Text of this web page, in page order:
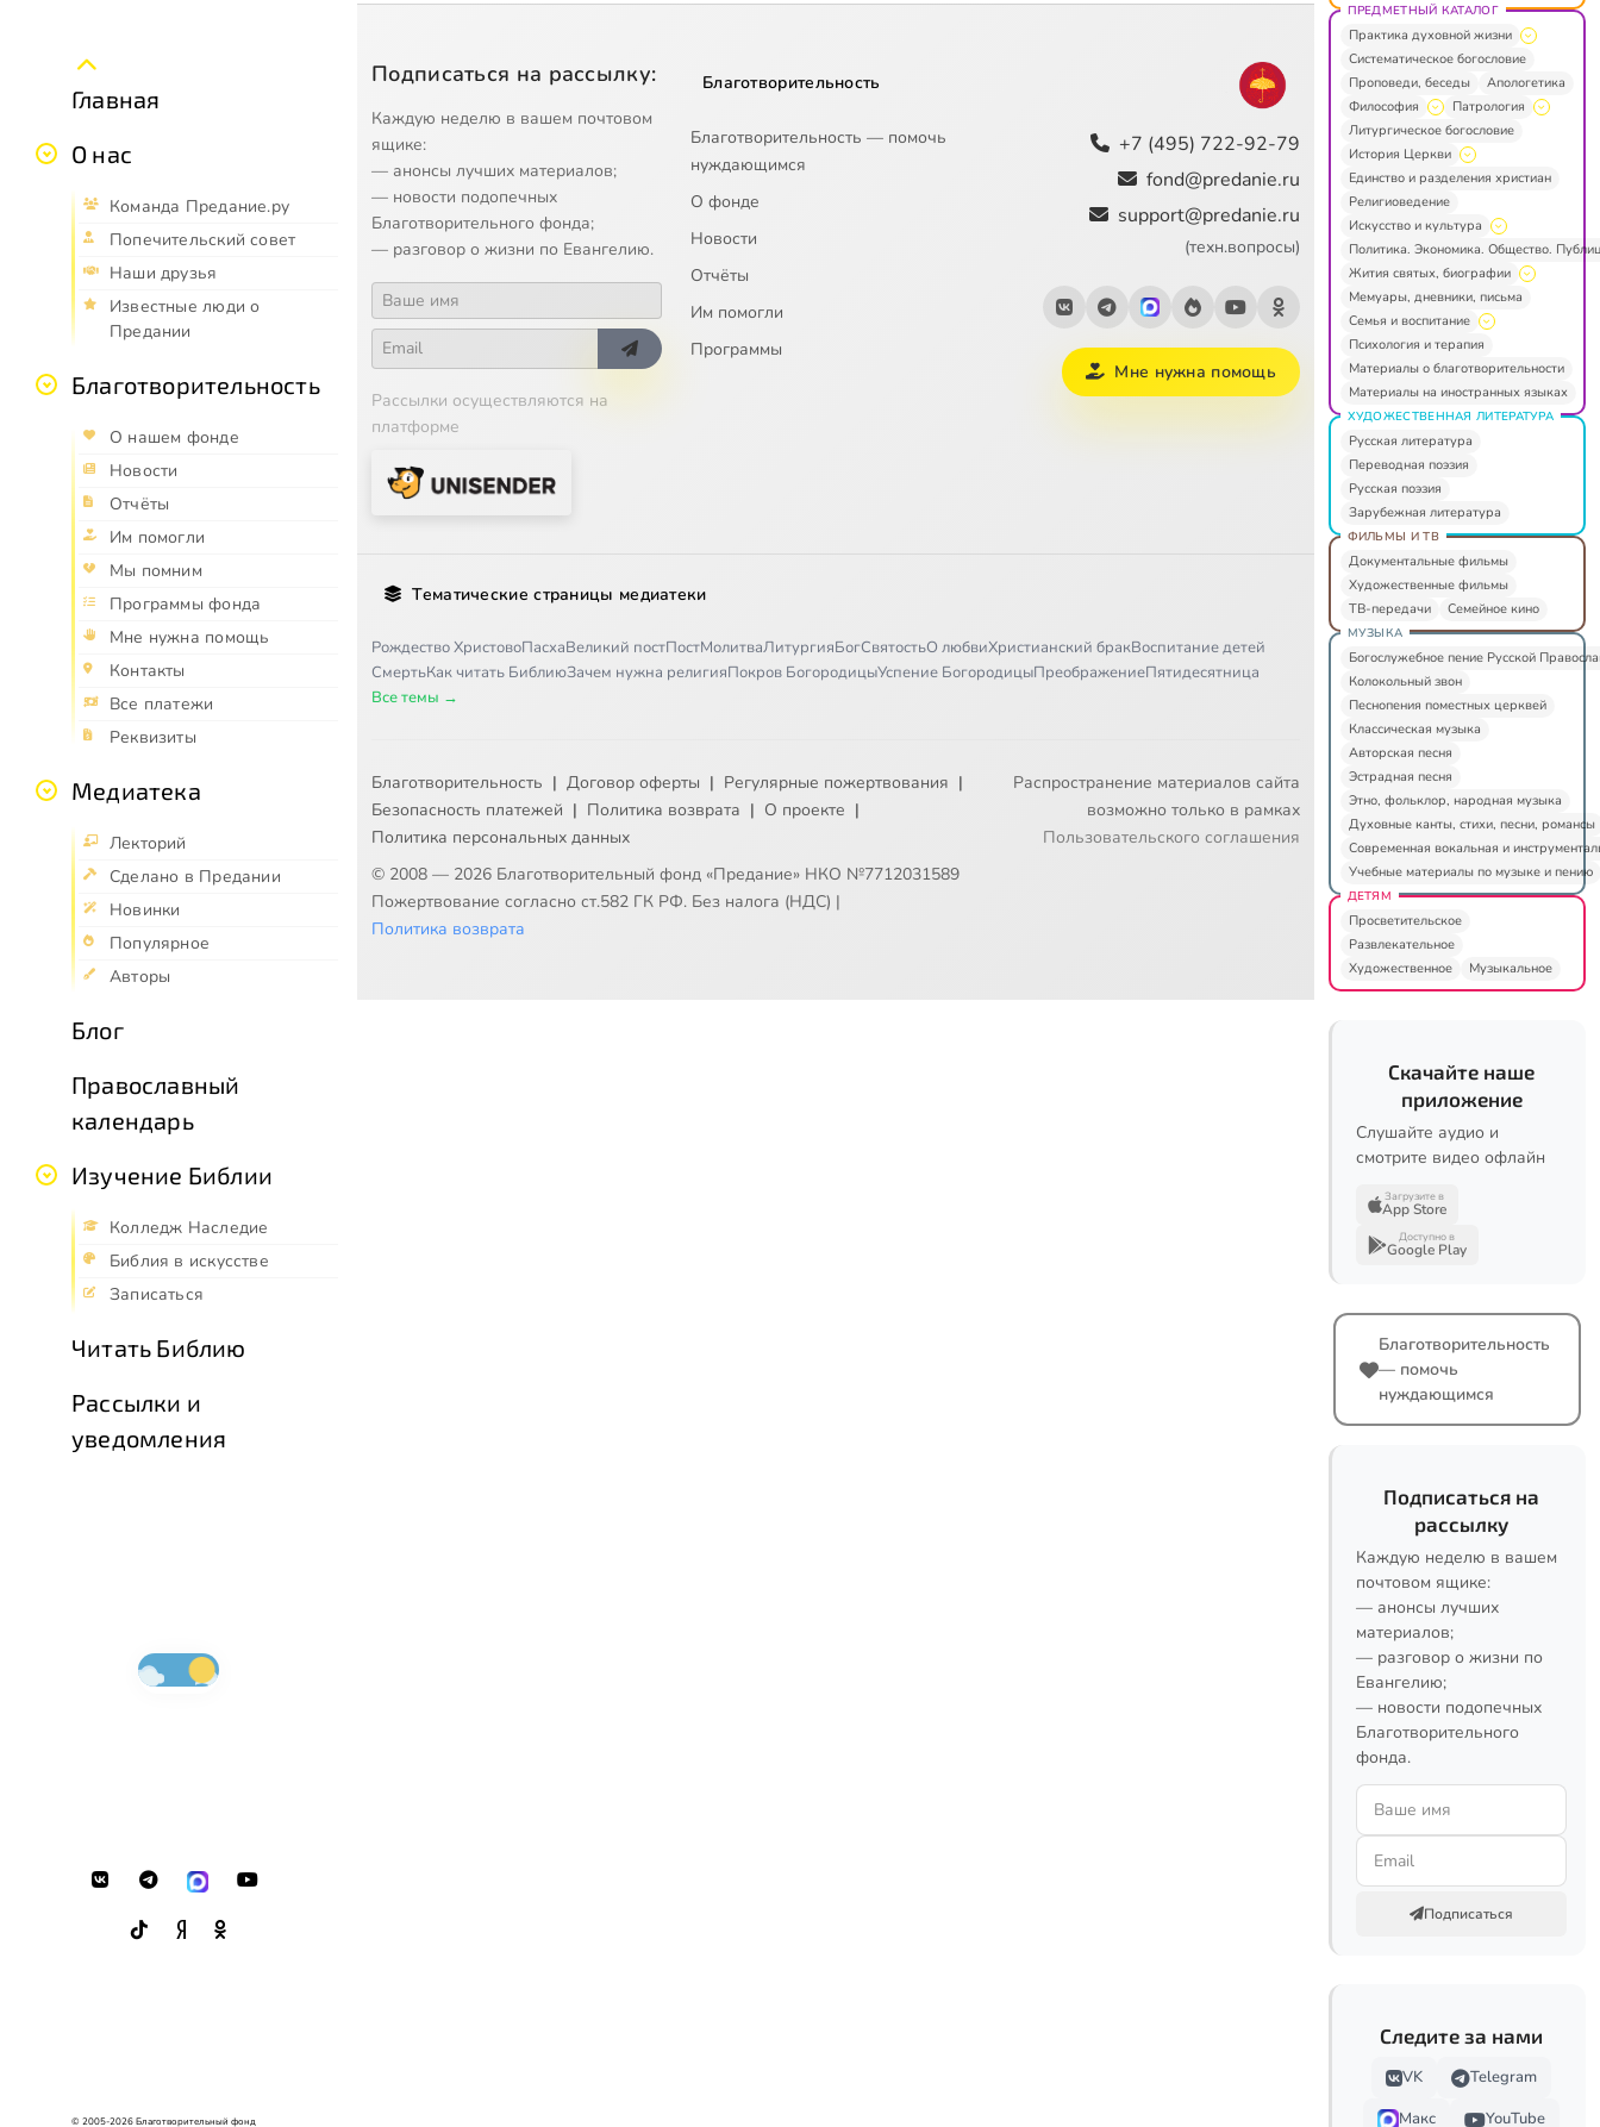
Главная
О нас
Команда Предание.ру
Попечительский совет
Наши друзья
Известные люди о
Предании
Благотворительность
О нашем фонде
Новости
Отчёты
Им помогли
Мы помним
Программы фонда
Мне нужна помощь
Контакты
Все платежи
Реквизиты
Медиатека
Лекторий
Сделано в Предании
Новинки
Популярное
Авторы
Блог
Православный
календарь
Изучение Библии
Колледж Наследие
Библия в искусстве
Записаться
Читать Библию
Рассылки и
уведомления
© 2005-2026 Благотворительный фонд
Подписаться на рассылку:
Каждую неделю в вашем почтовом
ящике:
— анонсы лучших материалов;
— новости подопечных
Благотворительного фонда;
— разговор о жизни по Евангелию.
Рассылки осуществляются на
платформе
Благотворительность
Благотворительность — помочь
нуждающимся
О фонде
Новости
Отчёты
Им помогли
Программы
+7 (495) 722-92-79
fond@predanie.ru
support@predanie.ru
(техн.вопросы)
Мне нужна помощь
Тематические страницы медиатеки
Рождество ХристовоПасхаВеликий постПостМолитваЛитургияБогСвятостьО любвиХристианский бракВоспитание детей
СмертьКак читать БиблиюЗачем нужна религияПокров БогородицыУспение БогородицыПреображениеПятидесятница
Все темы →
Благотворительность | Договор оферты | Регулярные пожертвования |
Безопасность платежей | Политика возврата | О проекте |
Политика персональных данных
© 2008 — 2026 Благотворительный фонд «Предание» НКО №7712031589
Пожертвование согласно ст.582 ГК РФ. Без налога (НДС) |
Политика возврата
Распространение материалов сайта
возможно только в рамках
Пользовательского соглашения
ПРЕДМЕТНЫЙ КАТАЛОГ
Практика духовной жизни
Систематическое богословие
Проповеди, беседы
Апологетика
Философия
Патрология
Литургическое богословие
История Церкви
Единство и разделения христиан
Религиоведение
Искусство и культура
Политика. Экономика. Общество.
Жития святых, биографии
Мемуары, дневники, письма
Семья и воспитание
Психология и терапия
Материалы о благотворительности
Материалы на иностранных языках
ХУДОЖЕСТВЕННАЯ ЛИТЕРАТУРА
Русская литература
Переводная поэзия
Русская поэзия
Зарубежная литература
ФИЛЬМЫ И ТВ
Документальные фильмы
Художественные фильмы
ТВ-передачи
Семейное кино
МУЗЫКА
Богослужебное пение Русской
Колокольный звон
Песнопения поместных церквей
Классическая музыка
Авторская песня
Эстрадная песня
Этно, фольклор, народная музыка
Духовные канты, стихи, песни, романсы
Современная вокальная и
Учебные материалы по музыке и пению
ДЕТЯМ
Просветительское
Развлекательное
Художественное
Музыкальное
Скачайте наше
приложение
Слушайте аудио и
смотрите видео офлайн
Загрузите в
App Store
Доступно в
Google Play
Благотворительность
— помочь
нуждающимся
Подписаться на
рассылку
Каждую неделю в вашем
почтовом ящике:
— анонсы лучших
материалов;
— разговор о жизни по
Евангелию;
— новости подопечных
Благотворительного
фонда.
Подписаться
Следите за нами
VK
Telegram
Макс
YouTube